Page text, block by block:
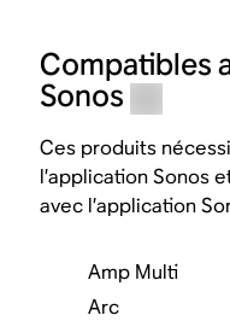
Compatibles
Sonos
Ces produits
l’application Sonos
avec l’application
Amp Multi
Arc